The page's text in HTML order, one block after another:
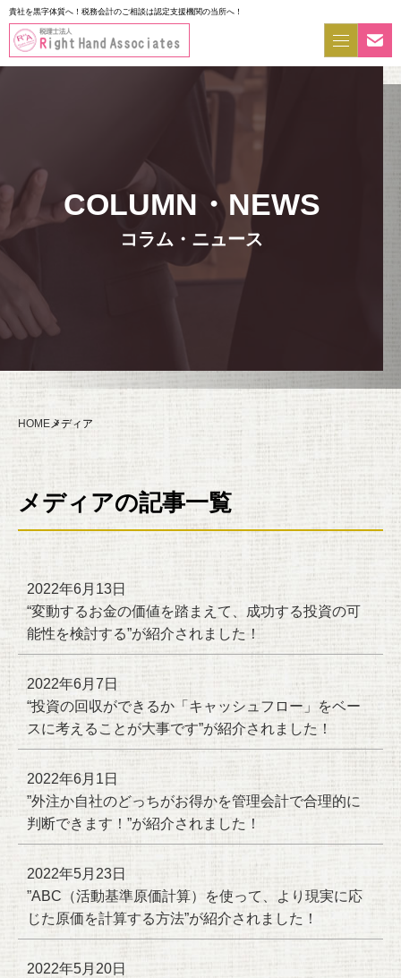
貴社を黒字体質へ！税務会計のご相談は認定支援機関の当所へ！
コラム・ニュース
HOME メディア
メディアの記事一覧
2022年6月13日
“変動するお金の価値を踏まえて、成功する投資の可
能性を検討する”が紹介されました！
2022年6月7日
“投資の回収ができるか「キャッシュフロー」をベー
スに考えることが大事です”が紹介されました！
2022年6月1日
”外注か自社のどっちがお得かを管理会計で合理的に
判断できます！”が紹介されました！
2022年5月23日
”ABC（活動基準原価計算）を使って、より現実に応
じた原価を計算する方法”が紹介されました！
2022年5月20日